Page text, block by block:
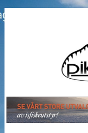
Hopp
til
Hopp
til
Hopp
til